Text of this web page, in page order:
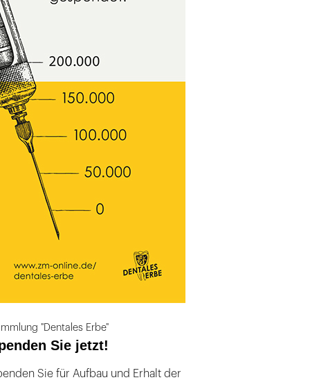
"Dentales Erbe"
Sie jetzt!
Sie für Aufbau und Erhalt der